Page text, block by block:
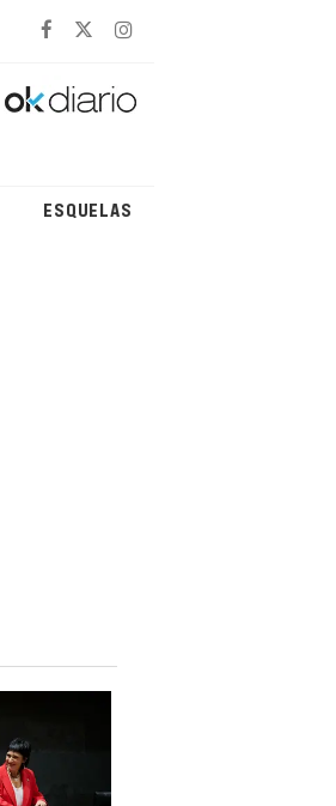
ESQUELAS